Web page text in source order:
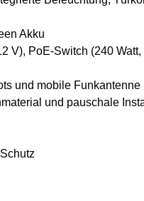
Akku
V), PoE-Switch (240 Watt,
und mobile Funkantenne
und pauschale